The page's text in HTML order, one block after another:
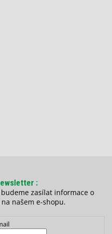
zasílat informace o
našem e-shopu.